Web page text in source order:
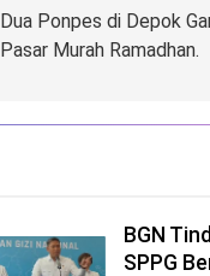
Dua Ponpes di Depok
Pasar Murah Ramadhan.
BGN
SPPG